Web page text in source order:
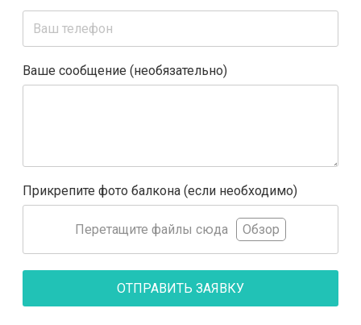
Ваше сообщение (необязательно)
Прикрепите фото балкона (если необходимо)
Перетащите файлы сюда Обзор
ОТПРАВИТЬ ЗАЯВКУ